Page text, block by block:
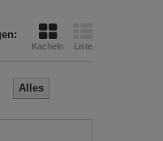
Kacheln Liste
Alles